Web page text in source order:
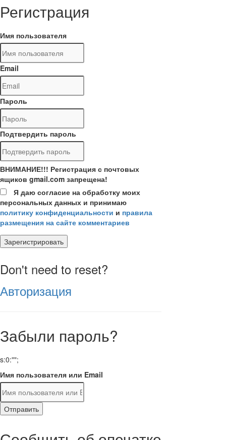
Регистрация
Имя пользователя
Email
Пароль
Подтвердить пароль
ВНИМАНИЕ!!! Регистрация с почтовых
ящиков gmail.com запрещена!
Я даю согласие на обработку моих
персональных данных и принимаю
политику конфиденциальности и правила
размещения на сайте комментариев
Зарегистрировать
Don't need to reset?
Авторизация
Забыли пароль?
s:0:"";
Имя пользователя или Email
Отправить